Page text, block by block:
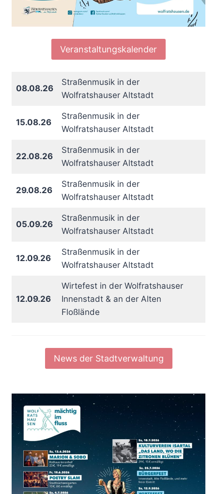
Veranstaltungskalender
08.08.26
Straßenmusik in der
Wolfratshauser Altstadt
15.08.26
Straßenmusik in der
Wolfratshauser Altstadt
22.08.26
Straßenmusik in der
Wolfratshauser Altstadt
29.08.26
Straßenmusik in der
Wolfratshauser Altstadt
05.09.26
Straßenmusik in der
Wolfratshauser Altstadt
12.09.26
Straßenmusik in der
Wolfratshauser Altstadt
12.09.26
Wirtefest in der Wolfratshauser
Innenstadt & an der Alten
Floßlände
News der Stadtverwaltung